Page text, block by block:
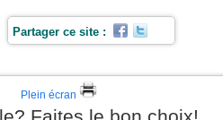
Partager ce site :
Plein écran